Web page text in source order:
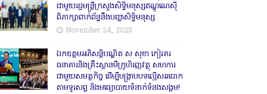
ជាមួយរដ្ឋមន្ត្រីក្រសួងសិទ្ធិមនុស្សឥណ្ឌូណេស៊ី
ពិភាក្សាពាក់ព័ន្ធនឹងបញ្ហាសិទ្ធិមនុស្ស
November 24, 2025
ឯកឧត្តមអភិសន្តិបណ្ឌិត ស សុខា កៀរគរ
ធនាគារនិងគ្រឹះស្ថានមីក្រូហិរញ្ញវត្ថុ សហការ
ជាមួយសមត្ថកិច្ច ដើម្បីបង្ក្រាបបទល្មើសឆបោក
តាមទូរសព្ទ និងមធ្យោបាយទំនាក់ទំនងសង្គម!